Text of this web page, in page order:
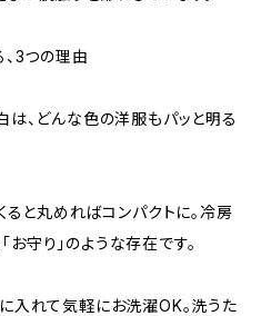
、3つの理由
は、どんな色の洋服もパッと明る
ると丸めればコンパクトに。冷房
守り」のような存在です。
入れて気軽にお洗濯OK。洗うた